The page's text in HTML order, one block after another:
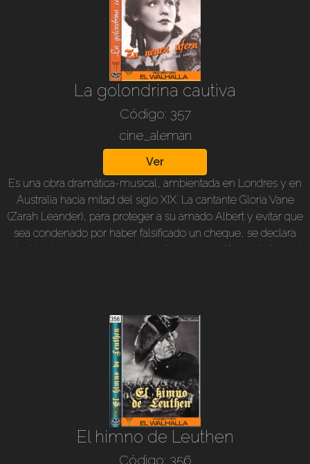
tramada en sus embrollos y situaciones divertidas, bien distinta
de las tan previsibles del cine anglosajón. Dirección: Reinhold
Schünzel. Intérpretes: Willy Fritsch, Paul Kemp, Käthe Gold,
Fita Benkhoff, Alele Sandrock, etc. 1935, original alemán, b/n,
subtítulos en nuestro idioma, 105 min.
La golondrina cautiva
Código: 357
cine_aleman
Ver
Es una obra dramática-musical, ambientada en Londres y en
Australia hacia mitad del siglo XIX. La cantante Gloria Vane
(Zarah Leander), para proteger a su amado Albert y evitar que
sea condenado por haber falsificado un cheque, se declara
culpable de los cargos y es deportada a la prisión australiana de
a Sidney. Destiempos y desencuentros; el drama se sigue
desarrollando mientras que cada tanto escuchamos la bella y
melodiosa voz de Leander. 1937, b/n, original alemán con
subt. en nuestro idioma. Duración: 106 min. Dirección: Douglas
Sirk. Actores: Zarah Leander, Willy Birgel, Edwin Juergenssen,
Carola Höhn, Viktor Staal y otros.
El himno de Leuthen
Código: 356